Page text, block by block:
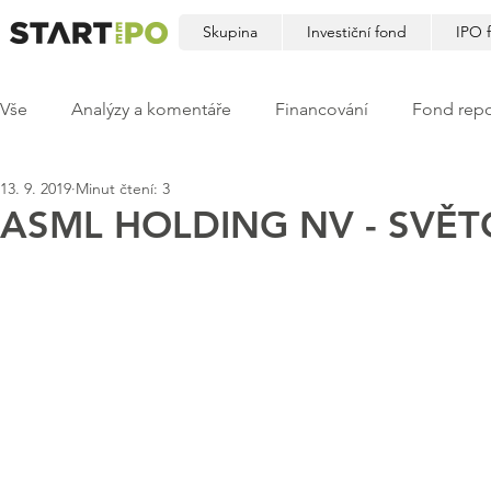
Skupina Investiční fond IPO
Vše Analýzy a komentáře Financování Fond
ASML HOLDING NV -
13. 9. 2019 Minut čtení: 3